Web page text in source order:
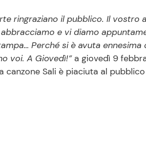
ringraziano il pubblico. Il
e vi diamo
Perché si è avuta ennesima
voi. A Giovedì!”a giovedì 9
canzone Sali è piaciuta al